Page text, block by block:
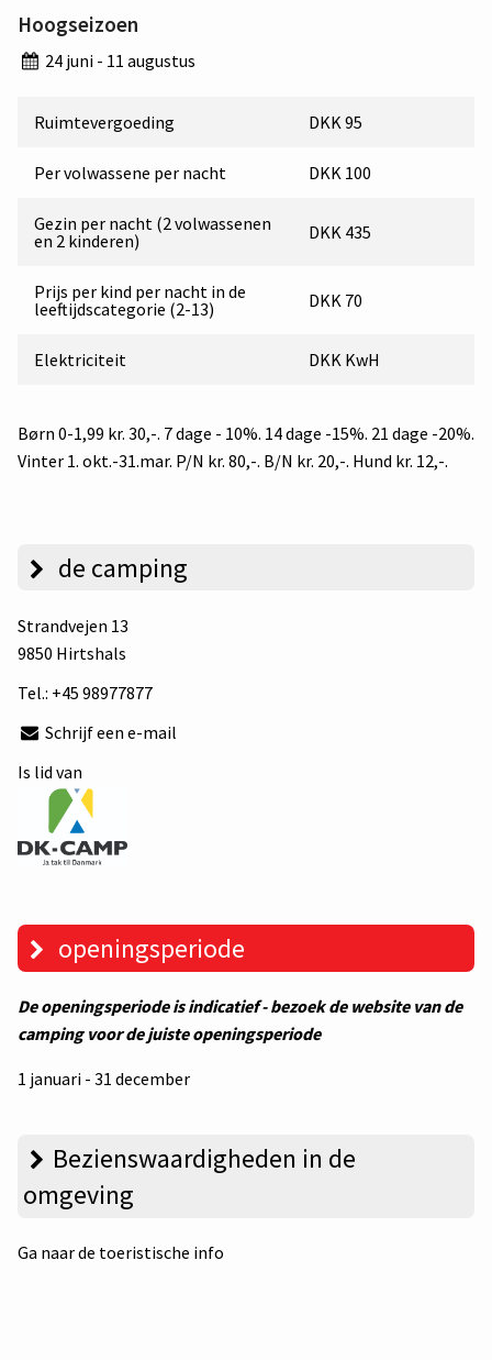
Hoogseizoen
24 juni - 11 augustus
Ruimtevergoeding DKK 95
Per volwassene per nacht DKK 100
Gezin per nacht (2 volwassenen
en 2 kinderen)
DKK 435
Prijs per kind per nacht in de
leeftijdscategorie (2-13)
DKK 70
Elektriciteit DKK KwH
Børn 0-1,99 kr. 30,-. 7 dage - 10%. 14 dage -15%. 21 dage -20%.
Vinter 1. okt.-31.mar. P/N kr. 80,-. B/N kr. 20,-. Hund kr. 12,-.
de camping
Strandvejen 13
9850 Hirtshals
Tel.: +45 98977877
Schrijf een e-mail
Is lid van
openingsperiode
De openingsperiode is indicatief - bezoek de website van de
camping voor de juiste openingsperiode
1 januari - 31 december
Bezienswaardigheden in de
omgeving
Ga naar de toeristische info